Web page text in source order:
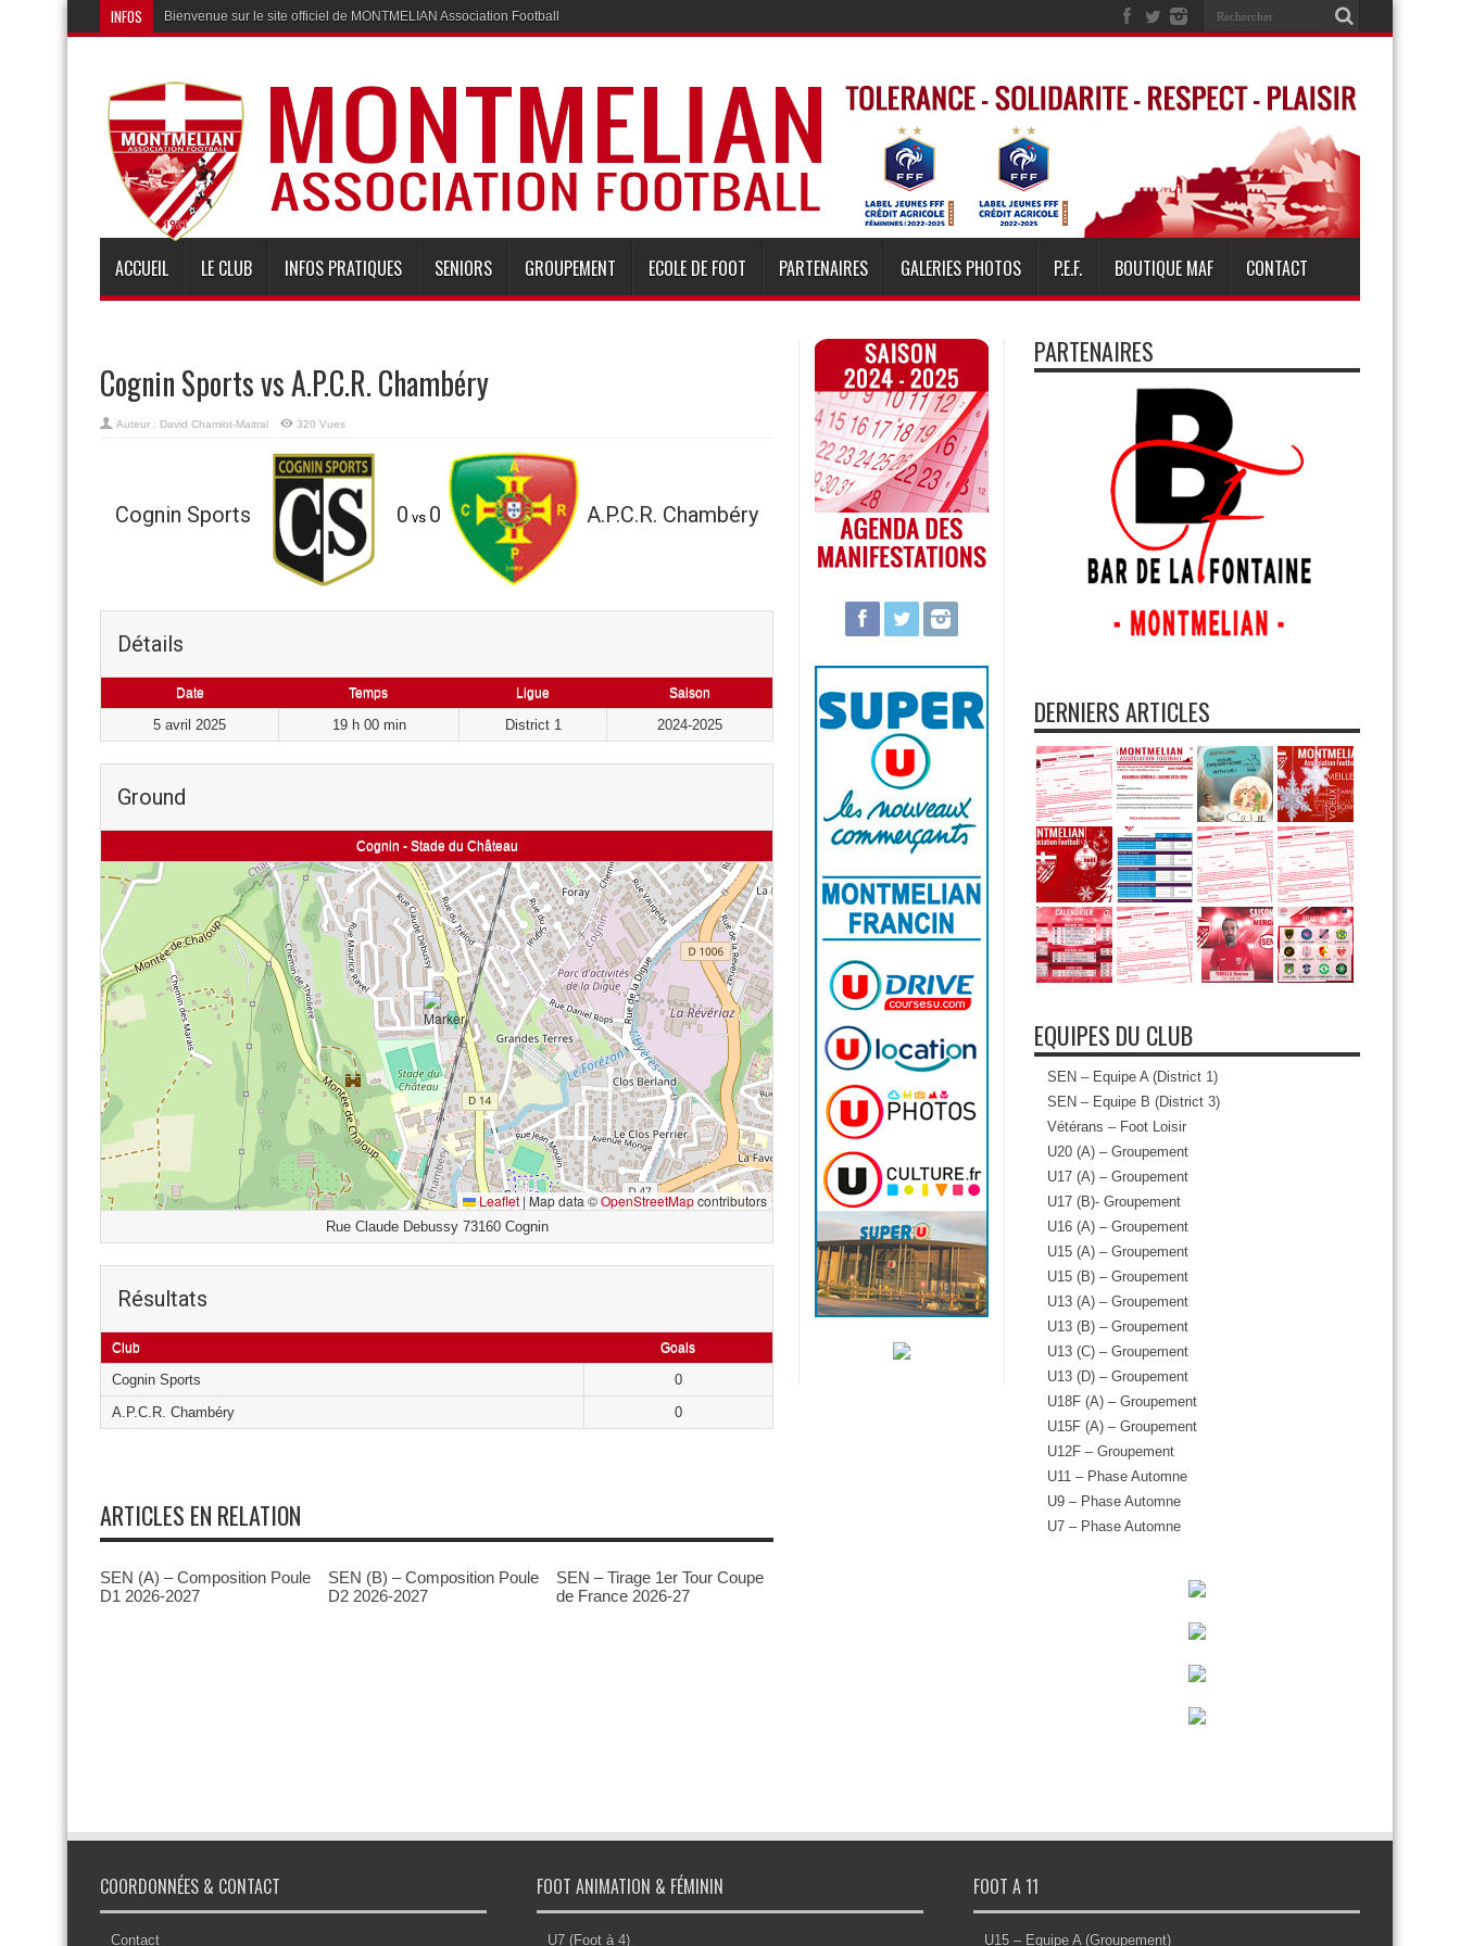
INFOS Bienvenue sur le site officiel de MONTMELIAN Association Football
ACCUEIL LE CLUB INFOS PRATIQUES SENIORS GROUPEMENT ECOLE DE FOOT PARTENAIRES GALERIES PHOTOS P.E.F. BOUTIQUE MAF CONTACT
Cognin Sports vs A.P.C.R. Chambéry
Auteur : David Chamiot-Maitral 320 Vues
Cognin Sports 0 vs 0 A.P.C.R. Chambéry
Détails
Date Temps Ligue Saison
5 avril 2025 19 h 00 min District 1 2024-2025
Ground
Cognin - Stade du Château
Leaflet |Map data ©OpenStreetMapcontributors
Rue Claude Debussy 73160 Cognin
Résultats
Club Goals
Cognin Sports
0
A.P.C.R. Chambéry
0
ARTICLES EN RELATION
SEN (A) – Composition Poule
D1 2026-2027
SEN (B) – Composition Poule
D2 2026-2027
SEN – Tirage 1er Tour Coupe
de France 2026-27
PARTENAIRES
DERNIERS ARTICLES
EQUIPES DU CLUB
SEN – Equipe A (District 1)
SEN – Equipe B (District 3)
Vétérans – Foot Loisir
U20 (A) – Groupement
U17 (A) – Groupement
U17 (B)- Groupement
U16 (A) – Groupement
U15 (A) – Groupement
U15 (B) – Groupement
U13 (A) – Groupement
U13 (B) – Groupement
U13 (C) – Groupement
U13 (D) – Groupement
U18F (A) – Groupement
U15F (A) – Groupement
U12F – Groupement
U11 – Phase Automne
U9 – Phase Automne
U7 – Phase Automne
COORDONNÉES & CONTACT
Contact
FOOT ANIMATION & FÉMININ
U7 (Foot à 4)
FOOT A 11
U15 – Equipe A (Groupement)